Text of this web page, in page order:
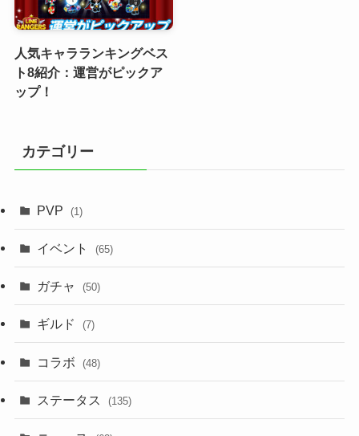
人気キャラランキングベス
ト8紹介：運営がピックア
ップ！
カテゴリー
PVP (1)
イベント (65)
ガチャ (50)
ギルド (7)
コラボ (48)
ステータス (135)